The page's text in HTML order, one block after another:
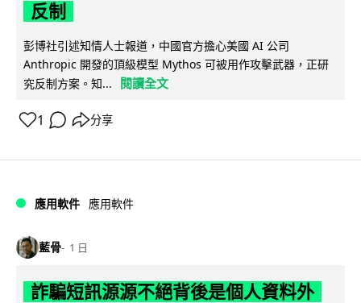
反制
彭博社引述知情人士報道，中國官方擔心美國 AI 公司
Anthropic 開發的頂級模型 Mythos 可被用作攻擊武器，正研
究反制方案。知...
閱讀全文
1 分享
應用軟件 應用軟件
藍骨 1 日
詐騙短訊源源不絕背後是個人資料外